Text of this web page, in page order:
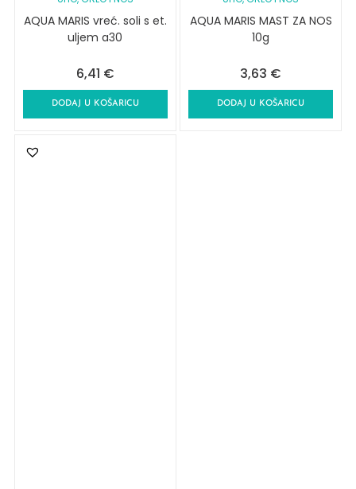
AQUA MARIS vreć. soli s et.
uljem a30
6,41 €
DODAJ U KOŠARICU
AQUA MARIS MAST ZA NOS
10g
3,63 €
DODAJ U KOŠARICU